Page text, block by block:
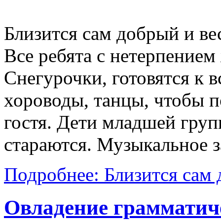
Близится сам добрый и
Все ребята с
Снегурочки, готовятся к
хороводы, танцы, чтобы
гостя. Дети младшей
стараются. Музыкальное
Подробнее: Близится
Овладение